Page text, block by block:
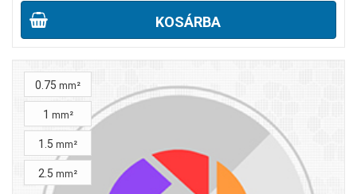
KOSÁRBA
0.75 mm²
1 mm²
1.5 mm²
2.5 mm²